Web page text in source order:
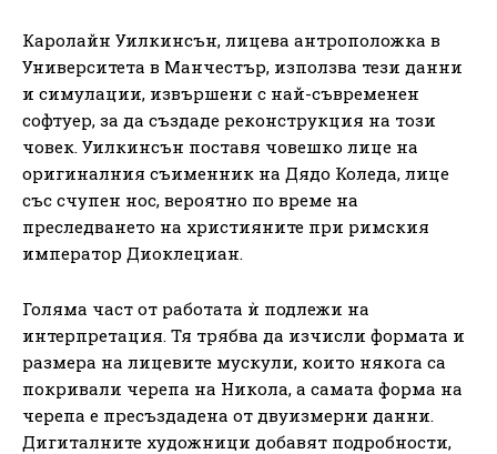
Каролайн Уилкинсън, лицева антроположка в
Университета в Манчестър, използва тези данни
и симулации, извършени с най-съвременен
софтуер, за да създаде реконструкция на този
човек. Уилкинсън поставя човешко лице на
оригиналния съименник на Дядо Коледа, лице
със счупен нос, вероятно по време на
преследването на християните при римския
император Диоклециан.
Голяма част от работата ѝ подлежи на
интерпретация. Тя трябва да изчисли формата и
размера на лицевите мускули, които някога са
покривали черепа на Никола, а самата форма на
черепа е пресъздадена от двуизмерни данни.
Дигиталните художници добавят подробности,